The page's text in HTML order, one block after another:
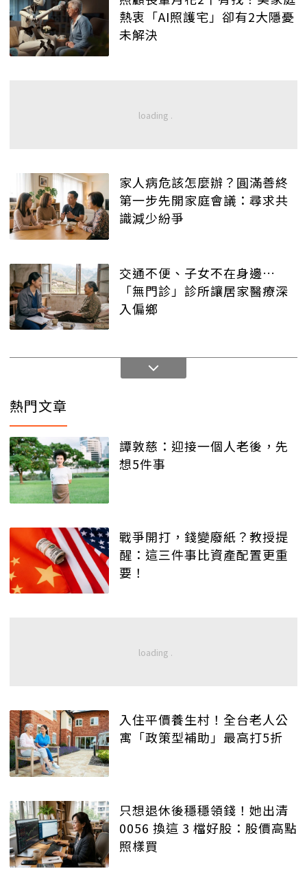
熱衷「AI照護宅」卻有2大隱憂
未解決
家人病危該怎麼辦？圓滿善終
第一步先開家庭會議：尋求共
識減少紛爭
交通不便、子女不在身邊…
「無門診」診所讓居家醫療深
入偏鄉
熱門文章
譚敦慈：迎接一個人老後，先
想5件事
戰爭開打，錢變廢紙？教授提
醒：這三件事比資產配置更重
要！
入住平價養生村！全台老人公
寓「政策型補助」最高打5折
只想退休後穩穩領錢！她出清
0056 換這 3 檔好股：股價高點
照樣買